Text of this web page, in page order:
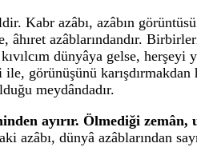
Kabr azâbı, azâbın
azâblarındandır.
dünyâya gelse, herşeyi
görünüşünü
meydândadır.
ayırır. Ölmediği zemân,
dünyâ azâblarından